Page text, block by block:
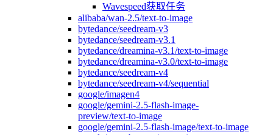
Wavespeed获取任务
alibaba/wan-2.5/text-to-image
bytedance/seedream-v3
bytedance/seedream-v3.1
bytedance/dreamina-v3.1/text-to-image
bytedance/dreamina-v3.0/text-to-image
bytedance/seedream-v4
bytedance/seedream-v4/sequential
google/imagen4
google/gemini-2.5-flash-image-
preview/text-to-image
google/gemini-2.5-flash-image/text-to-image